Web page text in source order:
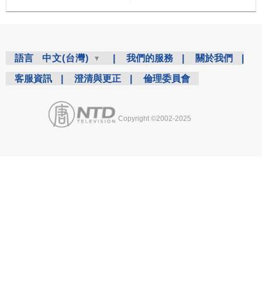
語言 中文(台灣) 我們的服務 關於我們
客服資訊 澄清與更正 倫理委員會
Copyright ©2002-2025